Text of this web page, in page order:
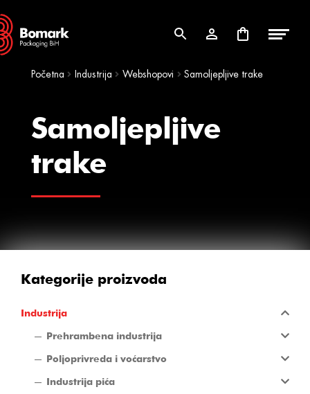
Skip
to
navigation
Skip
to
content
Početna Industrija Webshopovi Samoljepljive trake
Samoljepljive
trake
Kategorije proizvoda
Industrija
Prehrambena industrija
Poljoprivreda i voćarstvo
Industrija pića